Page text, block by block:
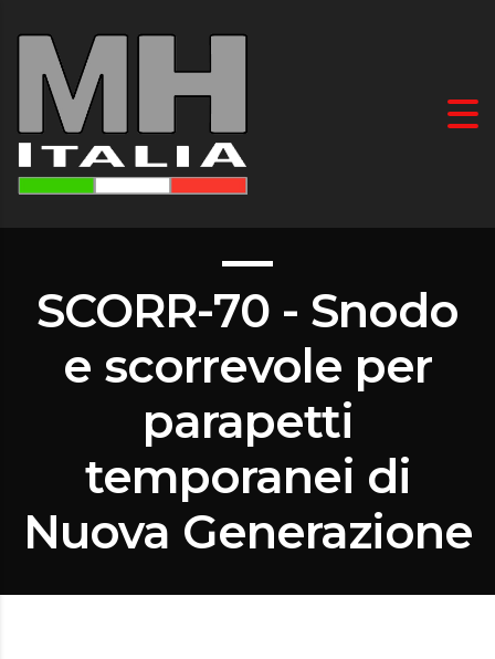
SCORR-70 - Snodo
e scorrevole per
parapetti
temporanei di
Nuova Generazione